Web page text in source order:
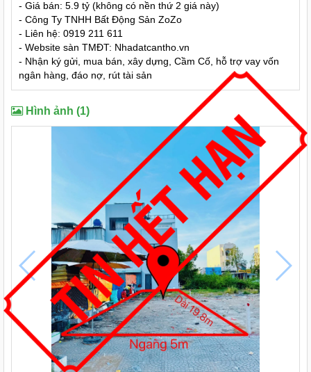
- Giá bán: 5.9 tỷ (không có nền thứ 2 giá này)
- Công Ty TNHH Bất Động Sản ZoZo
- Liên hệ: 0919 211 611
- Website sàn TMĐT: Nhadatcantho.vn
- Nhận ký gửi, mua bán, xây dựng, Cầm Cố, hỗ trợ vay vốn
ngân hàng, đáo nợ, rút tài sản
Hình ảnh (1)